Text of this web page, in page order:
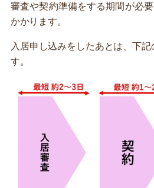
審査や契約準備をする期間が必
かかります。
入居申し込みをしたあとは、下
す。